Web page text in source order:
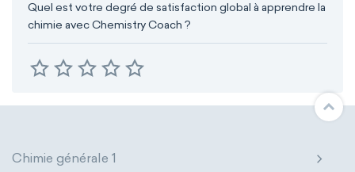
Quel est votre degré de satisfaction global à apprendre la
chimie avec Chemistry Coach ?
Chimie générale 1